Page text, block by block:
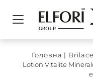
Головна | Brilace
Lotion Vitalite